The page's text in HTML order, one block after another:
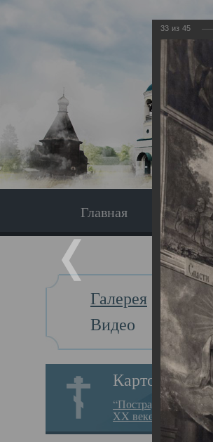
Главная
Галерея
Видео
Картотека
“Пострадавшие за
XX веке на Севере”
33 из 45